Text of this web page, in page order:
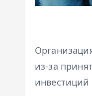
из-за
инвестиций